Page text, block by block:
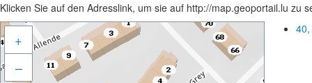
Klicken Sie auf den Adresslink, um sie auf http://map.geoportail.lu zu
+
–